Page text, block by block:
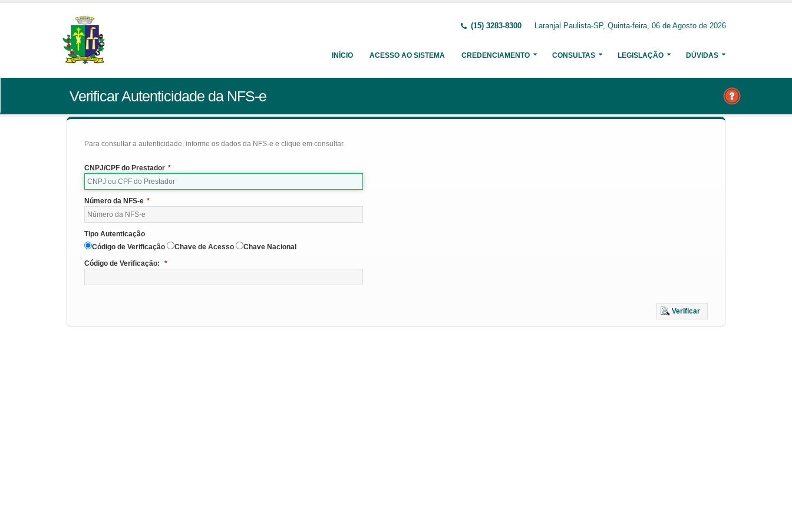
(15) 3283-8300 Laranjal Paulista-SP, Quinta-feira, 06 de Agosto de 2026
INÍCIO ACESSO AO SISTEMA CREDENCIAMENTO CONSULTAS LEGISLAÇÃO DÚVIDAS
Verificar Autenticidade da NFS-e
Para consultar a autenticidade, informe os dados da NFS-e e clique em consultar.
CNPJ/CPF do Prestador *
Número da NFS-e *
Tipo Autenticação
Código de Verificação
Chave de Acesso
Chave Nacional
Código de Verificação:
*
Verificar